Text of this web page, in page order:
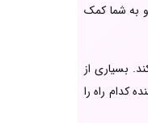
و به شما کمک
بسیاری از
کدام راه را